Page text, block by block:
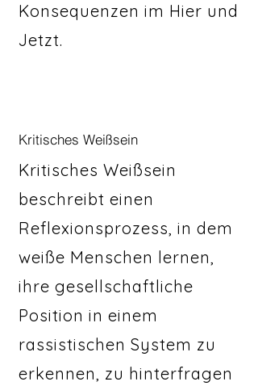
Konsequenzen im Hier und
Jetzt.
Kritisches Weißsein
Kritisches Weißsein
beschreibt einen
Reflexionsprozess, in dem
weiße Menschen lernen,
ihre gesellschaftliche
Position in einem
rassistischen System zu
erkennen, zu hinterfragen